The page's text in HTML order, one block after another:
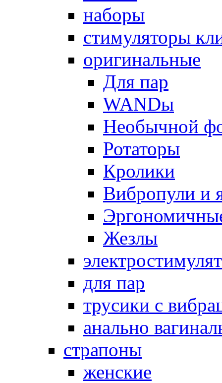
наборы
стимуляторы
оригинальные
Для пар
WANDы
Необычной
Ротаторы
Кролики
Вибропули и
Жезлы
для пар
трусики с
анально
страпоны
женские